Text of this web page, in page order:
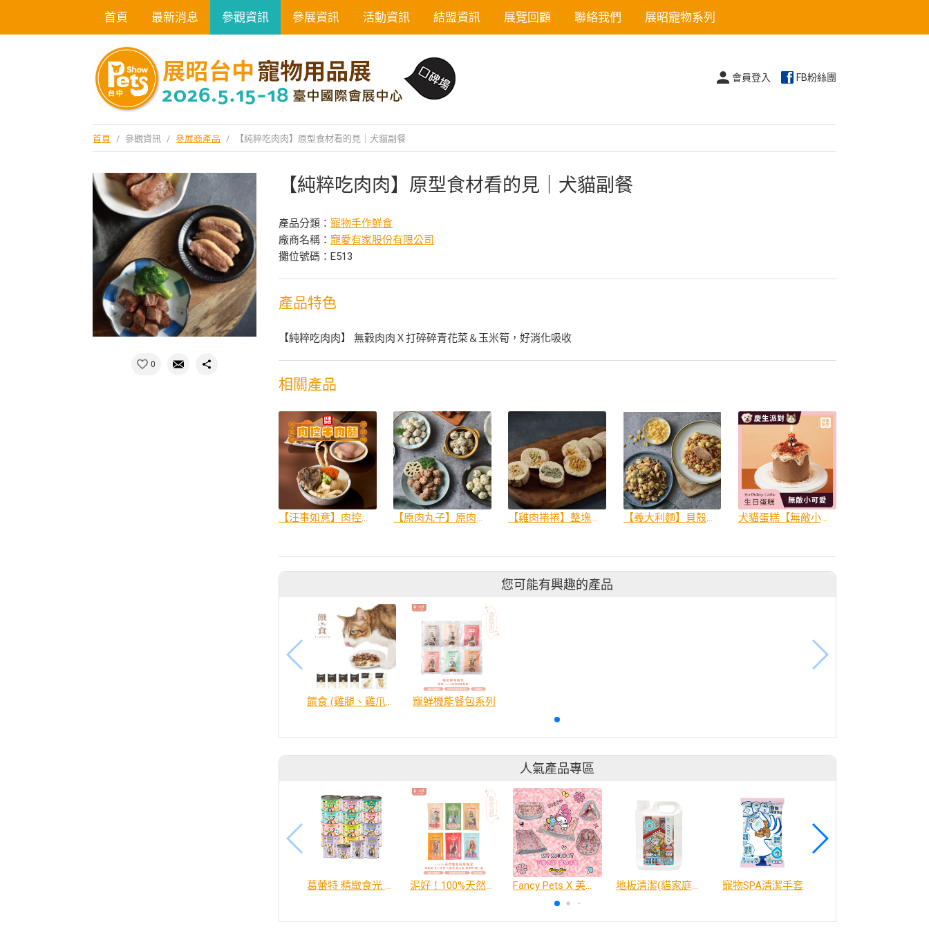
首頁 最新消息 參觀資訊 參展資訊 活動資訊 結盟資訊 展覽回顧 聯絡我們 展昭寵物系列
會員登入 FB粉絲團
首頁 / 參觀資訊 / 參展商產品 / 【純粹吃肉肉】原型食材看的見｜犬貓副餐
0
【純粹吃肉肉】原型食材看的見｜犬貓副餐
產品分類：寵物手作鮮食
廠商名稱：寵愛有家股份有限公司
攤位號碼：E513
產品特色
【純粹吃肉肉】 無穀肉肉Ｘ打碎碎青花菜＆玉米筍，好消化吸收
相關產品
【汪事如意】肉控牛肉麵｜毛孩夜市王 期間限定_犬貓鮮食 【原肉丸子】原肉製作！混飼料超方便！ 【雞肉捲捲】整塊雞胸原肉包蔬菜，挑嘴超愛｜犬貓副餐 【義大利麵】貝殼造型面好咀嚼｜犬主餐 貓副餐 犬貓蛋糕【無敵小可愛】低脂優格高蛋白 / 550g
您可能有興趣的產品
饌食 (雞腿、雞爪、雞胗等) 寵鮮機能餐包系列
人氣產品專區
葛蕾特 精緻食光 主食貓罐、貓餐包 泥好！100%天然營養蔬果肉泥 Fancy Pets X 美樂蒂 百變造型寵物睡床墊 地板清潔(貓家庭適用)2000ml 寵物SPA清潔手套